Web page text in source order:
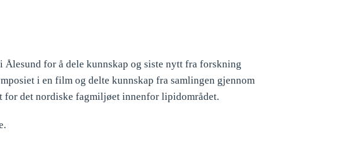
Ålesund for å dele kunnskap og siste nytt fra forskning
i en film og delte kunnskap fra samlingen gjennom
for det nordiske fagmiljøet innenfor lipidområdet.